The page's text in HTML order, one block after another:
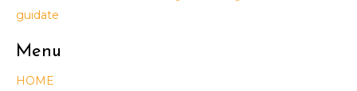
guidate
Menu
HOME